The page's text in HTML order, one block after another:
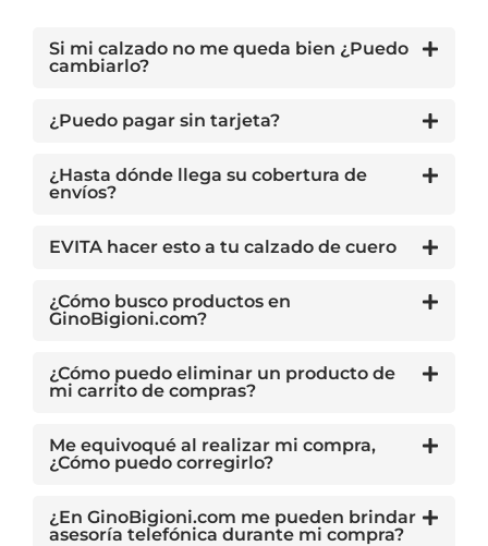
Si mi calzado no me queda bien ¿Puedo
cambiarlo?
¿Puedo pagar sin tarjeta?
¿Hasta dónde llega su cobertura de
envíos?
EVITA hacer esto a tu calzado de cuero
¿Cómo busco productos en
GinoBigioni.com?
¿Cómo puedo eliminar un producto de
mi carrito de compras?
Me equivoqué al realizar mi compra,
¿Cómo puedo corregirlo?
¿En GinoBigioni.com me pueden brindar
asesoría telefónica durante mi compra?